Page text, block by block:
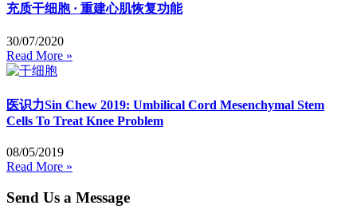
充质干细胞 · 重建心肌恢复功能
30/07/2020
Read More »
医识力Sin Chew 2019: Umbilical Cord Mesenchymal Stem
Cells To Treat Knee Problem
08/05/2019
Read More »
Send Us a Message